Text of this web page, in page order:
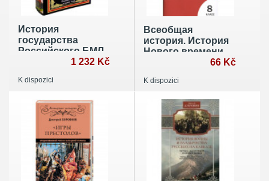
История
государства
Российского БМЛ
1 232 Kč
K dispozici
Всеобщая
история. История
Нового времени.
66 Kč
K dispozici